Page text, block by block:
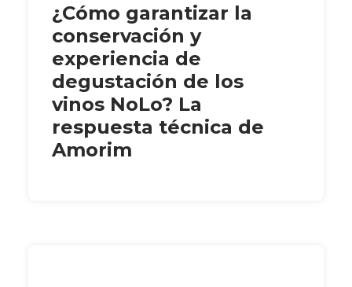
¿Cómo garantizar la
conservación y
experiencia de
degustación de los
vinos NoLo? La
respuesta técnica de
Amorim